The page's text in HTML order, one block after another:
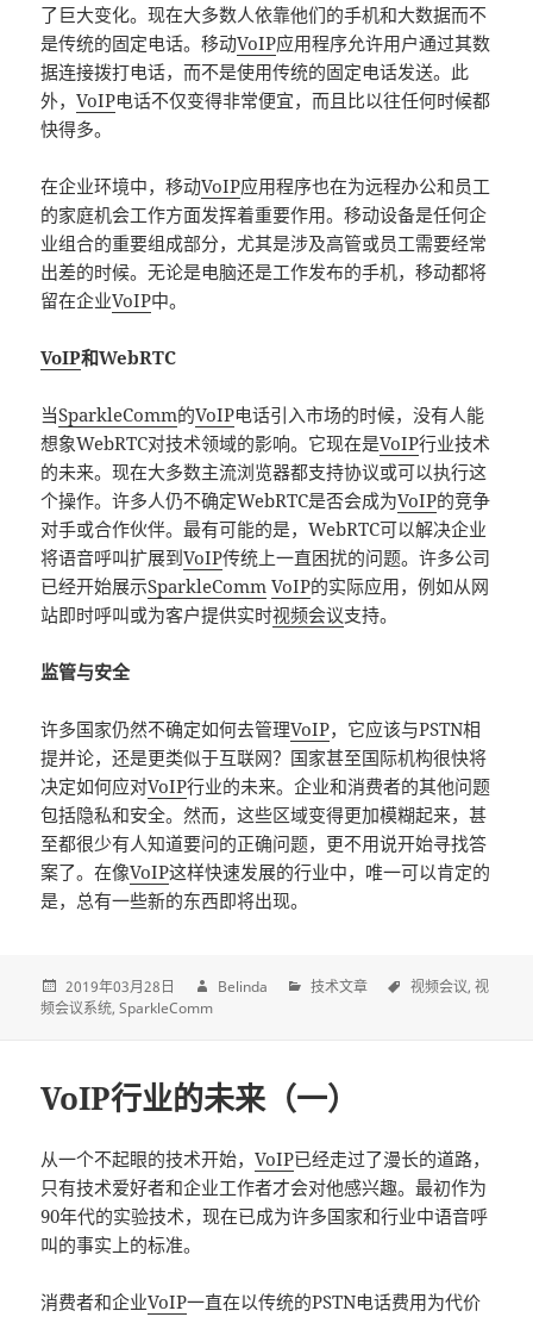
了巨大变化。现在大多数人依靠他们的手机和大数据而不
是传统的固定电话。移动VoIP应用程序允许用户通过其数
据连接拨打电话，而不是使用传统的固定电话发送。此
外，VoIP电话不仅变得非常便宜，而且比以往任何时候都
快得多。
在企业环境中，移动VoIP应用程序也在为远程办公和员工
的家庭机会工作方面发挥着重要作用。移动设备是任何企
业组合的重要组成部分，尤其是涉及高管或员工需要经常
出差的时候。无论是电脑还是工作发布的手机，移动都将
留在企业VoIP中。
VoIP和WebRTC
当SparkleComm的VoIP电话引入市场的时候，没有人能
想象WebRTC对技术领域的影响。它现在是VoIP行业技术
的未来。现在大多数主流浏览器都支持协议或可以执行这
个操作。许多人仍不确定WebRTC是否会成为VoIP的竞争
对手或合作伙伴。最有可能的是，WebRTC可以解决企业
将语音呼叫扩展到VoIP传统上一直困扰的问题。许多公司
已经开始展示SparkleComm VoIP的实际应用，例如从网
站即时呼叫或为客户提供实时视频会议支持。
监管与安全
许多国家仍然不确定如何去管理VoIP，它应该与PSTN相
提并论，还是更类似于互联网？国家甚至国际机构很快将
决定如何应对VoIP行业的未来。企业和消费者的其他问题
包括隐私和安全。然而，这些区域变得更加模糊起来，甚
至都很少有人知道要问的正确问题，更不用说开始寻找答
案了。在像VoIP这样快速发展的行业中，唯一可以肯定的
是，总有一些新的东西即将出现。
2019年03月28日 Belinda 技术文章 视频会议 视
频会议系统 SparkleComm
VoIP行业的未来（一）
从一个不起眼的技术开始，VoIP已经走过了漫长的道路，
只有技术爱好者和企业工作者才会对他感兴趣。最初作为
90年代的实验技术，现在已成为许多国家和行业中语音呼
叫的事实上的标准。
消费者和企业VoIP一直在以传统的PSTN电话费用为代价